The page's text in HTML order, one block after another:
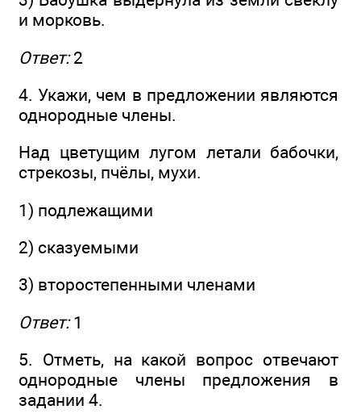
и морковь.
Ответ:2
4. Укажи, чем в предложении являются
однородные члены.
Над цветущим лугом летали бабочки,
стрекозы, пчёлы, мухи.
1) подлежащими
2) сказуемыми
3) второстепенными членами
Ответ:1
5. Отметь, на какой вопрос отвечают
однородные члены предложения в
задании 4.